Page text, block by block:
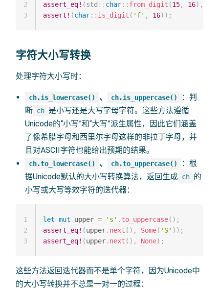
assert_eq! (std :: char:: from_digit (15, 16) ,
assert! (char:: is_digit ( 'f' , 16) ) ;
2
3
字符大小写转换
处理字符大小写时：
ch.is_lowercase() 、 ch.is_uppercase()
：判
断 ch 是小写还是大写字母字符。这些方法遵循
Unicode的“小写”和“大写”派生属性，因此它们涵盖
了像希腊字母和西里尔字母这样的非拉丁字母，并
且对ASCII字符也能给出预期的结果。
ch.to_lowercase() 、 ch.to_uppercase()
：根
据Unicode默认的大小写转换算法，返回生成 ch 的
小写或大写等效字符的迭代器：
let mut upper = 's' . to_uppercase( ) ;
assert_eq! (upper. next ( ) , Some( 'S' ) ) ;
assert_eq! (upper. next ( ) , None) ;
1
2
3
这些方法返回迭代器而不是单个字符，因为Unicode中
的大小写转换并不总是一对一的过程：